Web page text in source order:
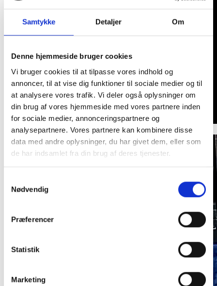
Samtykke Detaljer Om
Denne hjemmeside bruger cookies
Vi bruger cookies til at tilpasse vores indhold og
annoncer, til at vise dig funktioner til sociale medier og til
at analysere vores trafik. Vi deler også oplysninger om
din brug af vores hjemmeside med vores partnere inden
for sociale medier, annonceringspartnere og
analysepartnere. Vores partnere kan kombinere disse
data med andre oplysninger, du har givet dem, eller som
de har indsamlet fra din brug af deres tjenester.
Nødvendig
Præferencer
Statistik
Marketing